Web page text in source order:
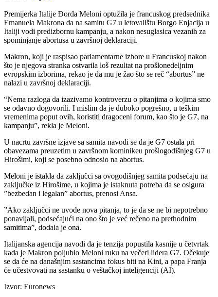
Premijerka Italije Đorđa Meloni optužila je francuskog predsednika
Emanuela Makrona da na samitu G7 u letovalištu Borgo Enjacija u
Italiji vodi predizbornu kampanju, a nakon nesuglasica vezanih za
spominjanje abortusa u završnoj deklaraciji.
Makron, koji je raspisao parlamentarne izbore u Francuskoj nakon
što je njegova stranka ostvarila loš rezultat na prošlonedeljnim
evropskim izborima, rekao je da mu je žao što se reč “abortus” ne
nalazi u završnoj deklaraciji.
“Nema razloga da izazivamo kontroverzu o pitanjima o kojima smo
se odavno dogovorili. I mislim da je duboko pogrešno, u teškim
vremenima poput ovih, koristiti dragoceni forum, kao što je G7, na
kampanju”, rekla je Meloni.
U nacrtu završne izjave sa samita navodi se da je G7 ostala pri
obavezama preuzetim u završnom kominikeu prošlogodišnjeg G7 u
Hirošimi, koji se posebno odnosio na abortus.
Meloni je istakla da zaključci sa ovogodišnjeg samita podsećaju na
zaključke iz Hirošime, u kojima je istaknuta potreba da se osigura
”bezbedan i legalan” abortus, prenosi Ansa.
”Ako zaključci ne uvode nova pitanja, to je da se ne bi nepotrebno
ponavljali, podsećajući na ono što je već rečeno na prethodnim
samitima”, dodala je ona.
Italijanska agencija navodi da je tenzija popustila kasnije u četvrtak
kada je Makron poljubio Meloni ruku na večeri lidera G7. Očekuje
se da će na današnjim sastancima fokus biti na Kini, a papa Franja
će učestvovati na sastanku o veštačkoj inteligenciji (AI).
Izvor: Euronews